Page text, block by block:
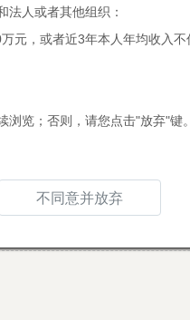
法人或者其他组织：
元，或者近3年本人年均收入
浏览；否则，请您点击"放弃"键
不同意并放弃
李雯